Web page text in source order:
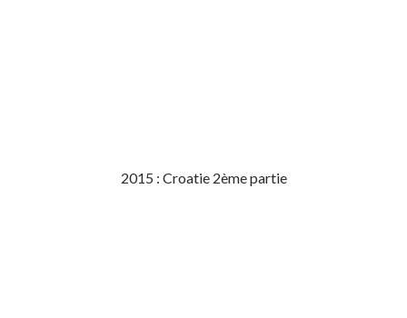
2015 : Croatie 2ème partie